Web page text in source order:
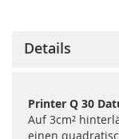
Details
Printer Q 30
Auf 3cm²
einen